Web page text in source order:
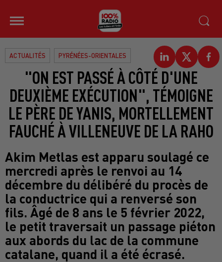
ACTUALITÉS PYRÉNÉES-ORIENTALES
"ON EST PASSÉ À CÔTÉ D'UNE
DEUXIÈME EXÉCUTION", TÉMOIGNE
LE PÈRE DE YANIS, MORTELLEMENT
FAUCHÉ À VILLENEUVE DE LA RAHO
Akim Metlas est apparu soulagé ce
mercredi après le renvoi au 14
décembre du délibéré du procès de
la conductrice qui a renversé son
fils. Âgé de 8 ans le 5 février 2022,
le petit traversait un passage piéton
aux abords du lac de la commune
catalane, quand il a été écrasé.